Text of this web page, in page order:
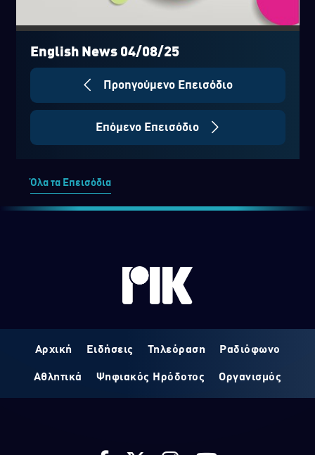
0
seconds
seconds
English News 04/08/25
Προηγούμενο Επεισόδιο
Επόμενο Επεισόδιο
Όλα τα Επεισόδια
Αρχική Ειδήσεις Τηλεόραση Ραδιόφωνο
Αθλητικά Ψηφιακός Ηρόδοτος Οργανισμός